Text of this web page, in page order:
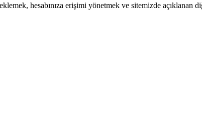
hesabınıza erişimi yönetmek ve sitemizde açıklanan